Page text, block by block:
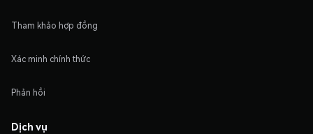
Tham khảo hợp đồng
Xác minh chính thức
Phản hồi
Dịch vụ